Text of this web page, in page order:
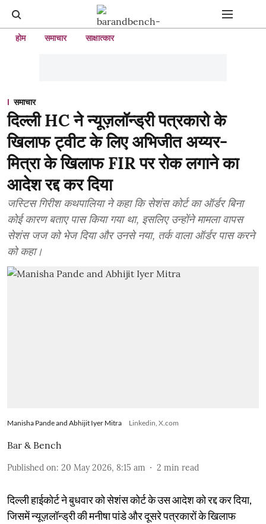
होम समाचार साक्षात्कार
समाचार
दिल्ली HC ने न्यूज़लॉन्ड्री पत्रकारो के
खिलाफ ट्वीट के लिए अभिजीत अय्यर-
मित्रा के खिलाफ FIR पर रोक लगाने का
आदेश रद्द कर दिया
जस्टिस गिरीश कथपालिया ने कहा कि सेशंस कोर्ट का ऑर्डर बिना
कोई कारण बताए पास किया गया था, इसलिए उन्होंने मामला वापस
सेशंस जज को भेज दिया और उनसे नया, तर्क वाला ऑर्डर पास करने
को कहा।
Manisha Pande and Abhijit Iyer Mitra Linkedin, X.com
Bar & Bench
Published on: 20 May 2026, 8:15 am 2 min read
दिल्ली हाईकोर्ट ने बुधवार को सेशंस कोर्ट के उस आदेश को रद्द कर दिया,
जिसमें न्यूज़लॉन्ड्री की मनीषा पांडे और दूसरे पत्रकारों के खिलाफ